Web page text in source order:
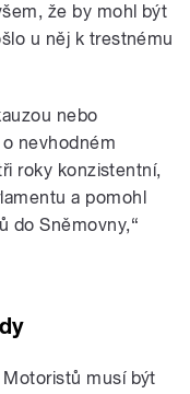
že by mohl být
u něj k trestnému
nebo
nevhodném
roky konzistentní,
a pomohl
do Sněmovny,“
Motoristů musí být